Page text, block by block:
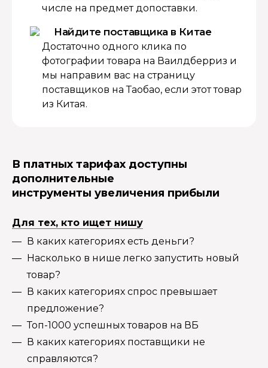
числе на предмет допоставки.
Найдите поставщика в Китае
Достаточно одного клика по
фотографии товара на Ваилдберриз и
мы направим вас на страницу
поставщиков на Таобао, если этот товар
из Китая.
В платных тарифах доступны
дополнительные
инструменты увеличения прибыли
Для тех, кто ищет нишу
В каких категориях есть деньги?
Насколько в нише легко запустить новый
товар?
В каких категориях спрос превышает
предложение?
Топ-1000 успешных товаров на ВБ
В каких категориях поставщики не
справляются?